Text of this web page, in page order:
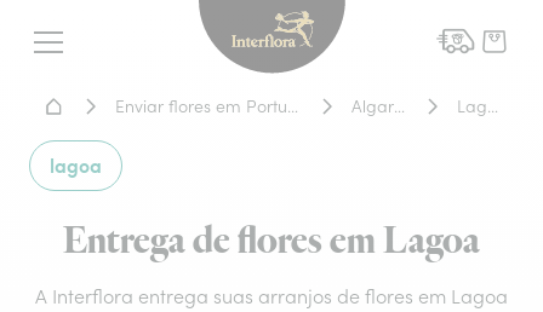
Menu
Interflora - entrega de
Home - Entrega de flores
lagoa
Entrega de flores em Lagoa
A Interflora entrega suas arranjos de flores em Lagoa